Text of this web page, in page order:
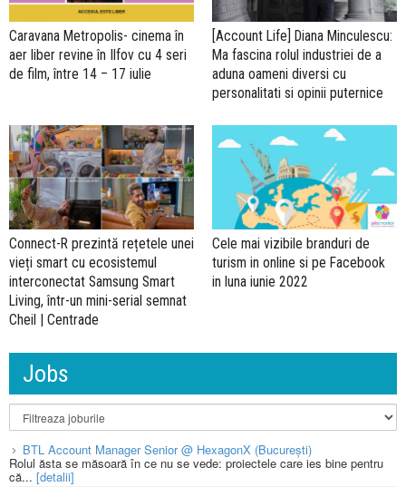
Caravana Metropolis- cinema în
aer liber revine în Ilfov cu 4 seri
de film, între 14 – 17 iulie
[Account Life] Diana Minculescu:
Ma fascina rolul industriei de a
aduna oameni diversi cu
personalitati si opinii puternice
Connect-R prezintă rețetele unei
vieți smart cu ecosistemul
interconectat Samsung Smart
Living, într-un mini-serial semnat
Cheil | Centrade
Cele mai vizibile branduri de
turism in online si pe Facebook
in luna iunie 2022
Jobs
BTL Account Manager Senior @ HexagonX (București)
Rolul ăsta se măsoară în ce nu se vede: proiectele care ies bine pentru
că... [detalii]